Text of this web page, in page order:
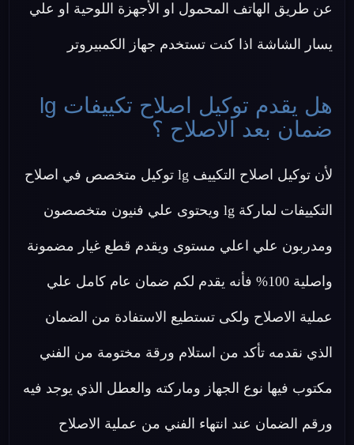
عن طريق الهاتف المحمول او الأجهزة اللوحية او علي
يسار الشاشة اذا كنت تستخدم جهاز الكمبيروتر
هل يقدم توكيل اصلاح تكييفات lg
ضمان بعد الاصلاح ؟
لأن توكيل اصلاح التكييف lg توكيل متخصص في اصلاح
التكييفات لماركة lg ويحتوى علي فنيون متخصصون
ومدربون علي اعلي مستوى ويقدم قطع غيار مضمونة
واصلية 100% فأنه يقدم لكم ضمان عام كامل علي
عملية الاصلاح ولكى تستطيع الاستفادة من الضمان
الذي نقدمه تأكد من استلام ورقة مختومة من الفني
مكتوب فيها نوع الجهاز وماركته والعطل الذي يوجد فيه
ورقم الضمان عند انتهاء الفني من عملية الاصلاح